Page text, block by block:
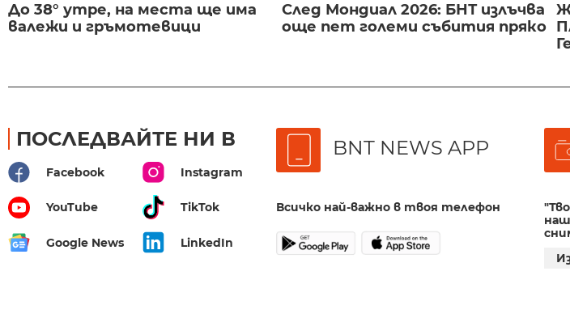
До 38° утре, на места ще има
валежи и гръмотевици
След Мондиал 2026: БНТ излъчва
още пет големи събития пряко
ПОСЛЕДВАЙТЕ НИ В
Facebook Instagram
YouTube TikTok
Google News LinkedIn
BNT NEWS APP
Всичко най-важно в твоя телефон